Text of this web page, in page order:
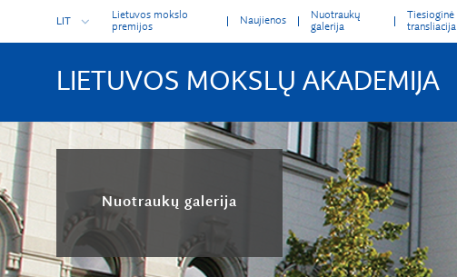
LIETUVOS MOKSLŲ AKADEMIJA
LIT
Lietuvos mokslo
premijos
Naujienos
Nuotraukų
galerija
Tiesioginė
transliacija
Nuotraukų galerija